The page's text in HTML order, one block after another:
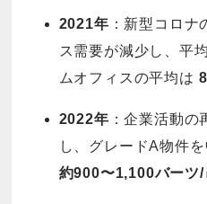
2021年 ：新型コロナ
ス需要が減少し、平
ムオフィスの平均は
2022年 ：企業活動
し、グレードA物件
約900〜1,100バーツ/